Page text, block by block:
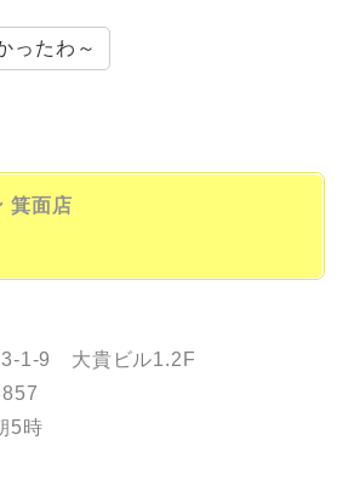
ったわ～
箕面店
3-1-9 大貴ビル1.2F
5時